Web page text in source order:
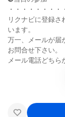
・・・・・・・・
リクナビに登録さ
います。
万一、メールが届
お問合せ下さい。
メール電話どちら